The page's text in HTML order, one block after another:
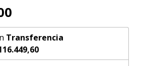
Transferencia